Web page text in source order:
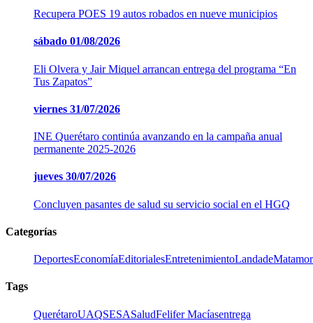
Recupera POES 19 autos robados en nueve municipios
sábado 01/08/2026
Eli Olvera y Jair Miquel arrancan entrega del programa “En
Tus Zapatos”
viernes 31/07/2026
INE Querétaro continúa avanzando en la campaña anual
permanente 2025-2026
jueves 30/07/2026
Concluyen pasantes de salud su servicio social en el HGQ
Categorías
DeportesEconomíaEditorialesEntretenimiento
Tags
QuerétaroUAQSESASaludFelifer Macíasentrega